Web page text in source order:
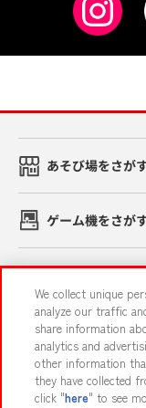
あそび場をさが
ゲーム機をさが
イベント・キャ
We collect unique
analyze our traffic
share information
analytics and
other information
they have collected
click "here" to see